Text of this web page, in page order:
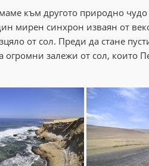
към другото природно чудо
мирен синхрон изваян от
от сол. Преди да стане
залежи от сол, които